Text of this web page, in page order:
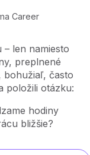
Career
len namiesto
preplnené
bohužiaľ, často
položili otázku:
hodiny
bližšie?